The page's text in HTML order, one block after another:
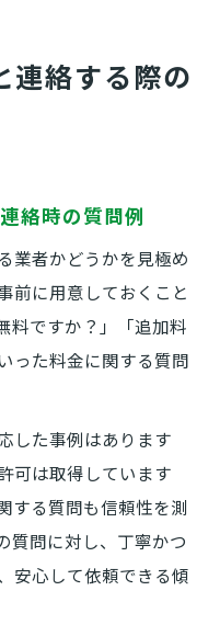
利屋選びのコツ
に比較すべき項目
質問ポイントまと
注意したい追加費
安心して連絡する
屋へ連絡する利点
連絡できる確認事
屋口コミ活用法
配慮すべき点とは
名時の注意ポイン
連絡する際の
絡時の質問例
業者かどうかを見極め
前に用意しておくこと
料ですか？」「追加料
った料金に関する質問
した事例はあります
可は取得しています
する質問も信頼性を測
質問に対し、丁寧かつ
安心して依頼できる傾